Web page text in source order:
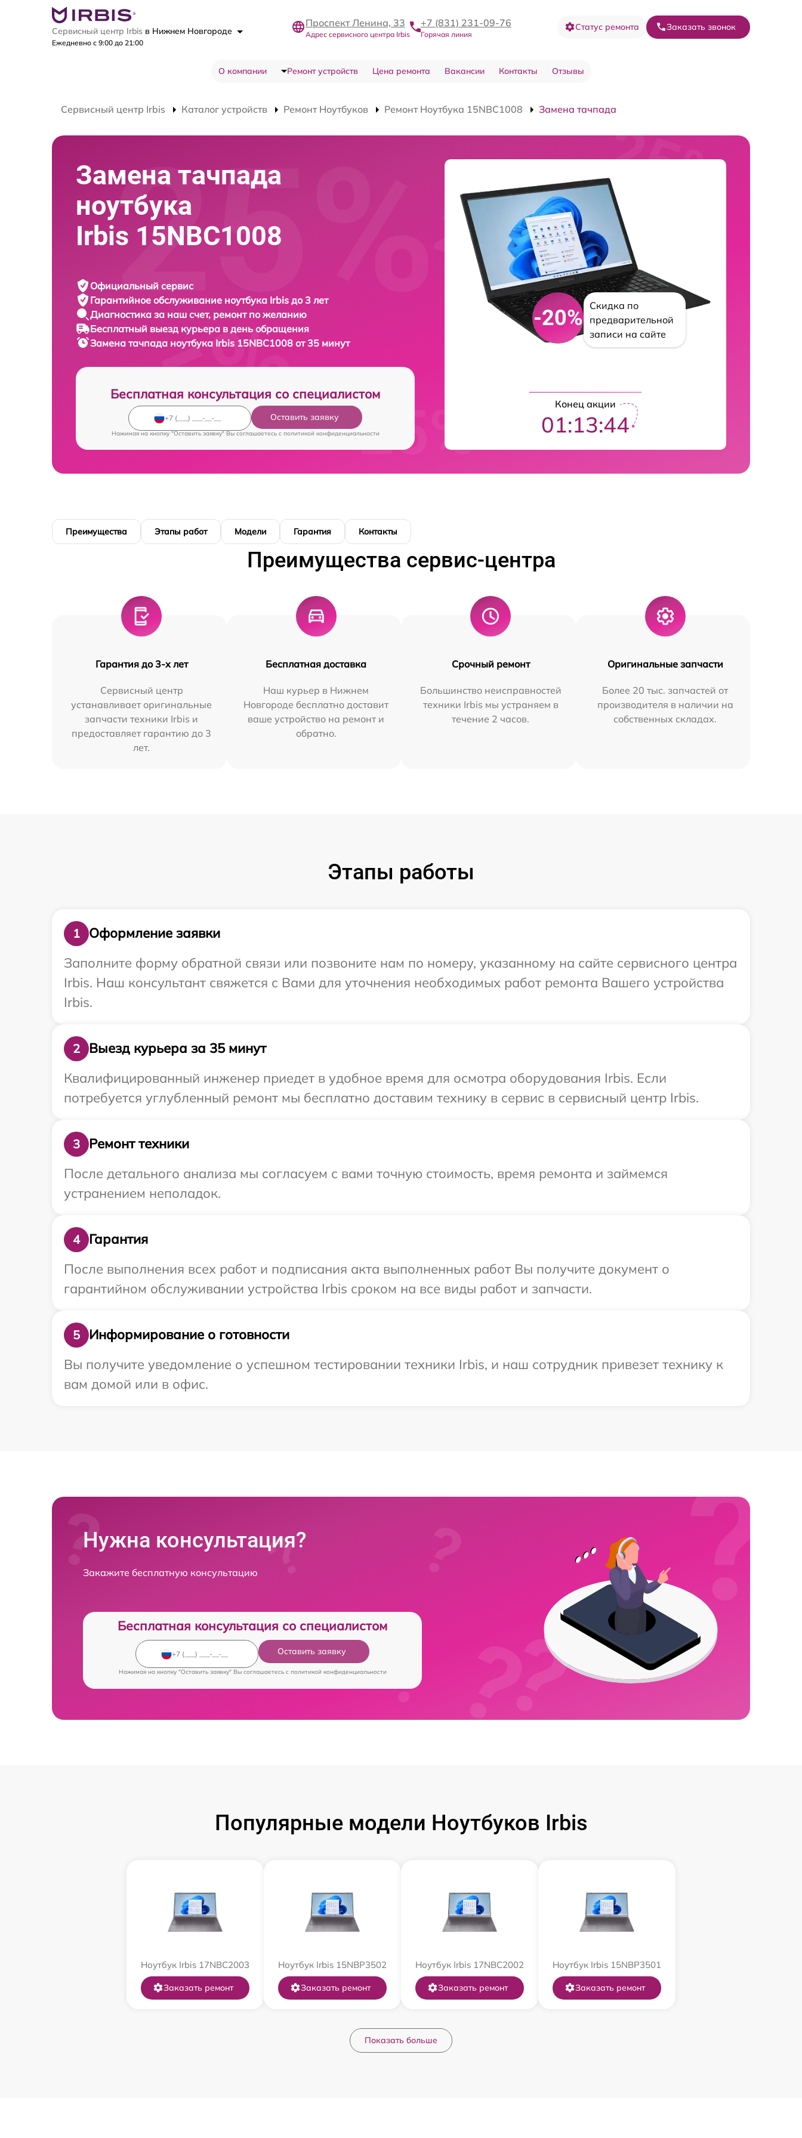
Сервисный центр Irbis в Нижнем Новгороде
Ежедневно с 9:00 до 21:00
Проспект Ленина, 33
Адрес сервисного центра Irbis
+7 (831) 231-09-76
Горячая линия
Статус ремонта Заказать звонок
О компании Ремонт устройств Цена ремонта Вакансии Контакты Отзывы
Сервисный центр Irbis Каталог устройств Ремонт Ноутбуков Ремонт Ноутбука 15NBC1008 Замена тачпада
Замена тачпада
ноутбука
Irbis 15NBC1008
Официальный сервис
Гарантийное обслуживание ноутбука Irbis до 3 лет
Диагностика за наш счет, ремонт по желанию
Бесплатный выезд курьера в день обращения
Замена тачпада ноутбука Irbis 15NBC1008 от 35 минут
Бесплатная консультация со специалистом
Оставить заявку
Нажимая на кнопку "Оставить заявку" Вы соглашаетесь c политикой конфиденциальности
-20%
Скидка по
предварительной
записи на сайте
Конец акции
01:13:43
Преимущества Этапы работ Модели Гарантия Контакты
Преимущества сервис-центра
Гарантия до 3-х лет
Сервисный центр
устанавливает оригинальные
запчасти техники Irbis и
предоставляет гарантию до 3
лет.
Бесплатная доставка
Наш курьер в Нижнем
Новгороде бесплатно доставит
ваше устройство на ремонт и
обратно.
Срочный ремонт
Большинство неисправностей
техники Irbis мы устраняем в
течение 2 часов.
Оригинальные запчасти
Более 20 тыс. запчастей от
производителя в наличии на
собственных складах.
Этапы работы
1
Оформление заявки
Заполните форму обратной связи или позвоните нам по номеру, указанному на сайте сервисного центра
Irbis. Наш консультант свяжется с Вами для уточнения необходимых работ ремонта Вашего устройства
Irbis.
2
Выезд курьера за 35 минут
Квалифицированный инженер приедет в удобное время для осмотра оборудования Irbis. Если
потребуется углубленный ремонт мы бесплатно доставим технику в сервис в сервисный центр Irbis.
3
Ремонт техники
После детального анализа мы согласуем с вами точную стоимость, время ремонта и займемся
устранением неполадок.
4
Гарантия
После выполнения всех работ и подписания акта выполненных работ Вы получите документ о
гарантийном обслуживании устройства Irbis сроком на все виды работ и запчасти.
5
Информирование о готовности
Вы получите уведомление о успешном тестировании техники Irbis, и наш сотрудник привезет технику к
вам домой или в офис.
Нужна консультация?
Закажите бесплатную консультацию
Бесплатная консультация со специалистом
Оставить заявку
Нажимая на кнопку "Оставить заявку" Вы соглашаетесь c политикой конфиденциальности
Популярные модели Ноутбуков Irbis
Ноутбук Irbis 17NBC2003
Заказать ремонт
Ноутбук Irbis 15NBP3502
Заказать ремонт
Ноутбук Irbis 17NBC2002
Заказать ремонт
Ноутбук Irbis 15NBP3501
Заказать ремонт
Показать больше